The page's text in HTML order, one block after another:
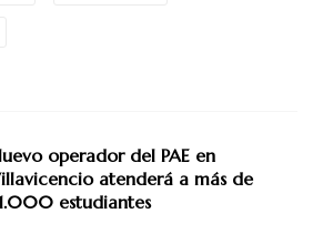
operador del PAE en
atenderá a más de
estudiantes